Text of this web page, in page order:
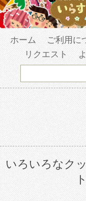
ホーム ご利用に
リクエスト
いろいろなク
ト